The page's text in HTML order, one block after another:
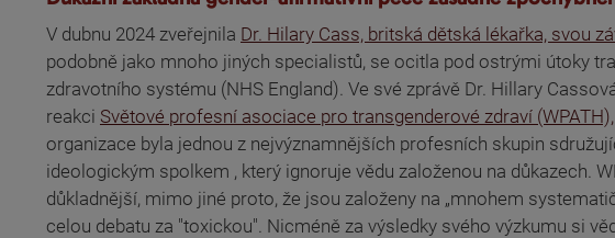
V dubnu 2024 zveřejnila Dr. Hilary Cass, britská dětská lékařka, svou
podobně jako mnoho jiných specialistů, se ocitla pod ostrými útoky
zdravotního systému (NHS England). Ve své zprávě Dr. Hillary
reakci Světové profesní asociace pro transgenderové zdraví
organizace byla jednou z nejvýznamnějších profesních skupin
ideologickým spolkem , který ignoruje vědu založenou na důkazech.
důkladnější, mimo jiné proto, že jsou založeny na „mnohem
celou debatu za "toxickou". Nicméně za výsledky svého výzkumu si